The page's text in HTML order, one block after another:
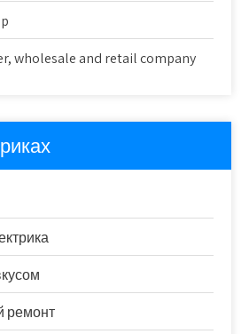
wholesale and retail company
ремонт